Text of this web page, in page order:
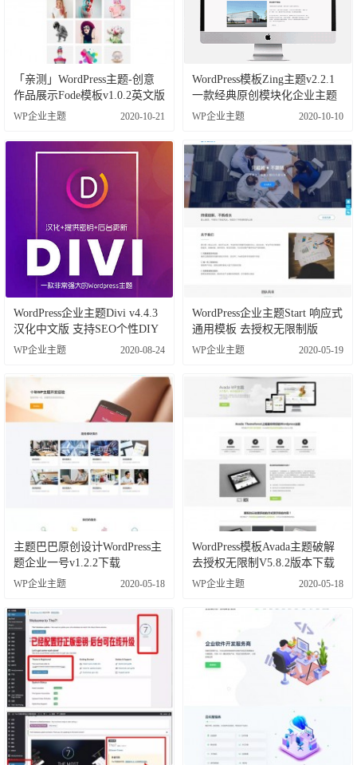
「亲测」WordPress主题-创意
作品展示Fode模板v1.0.2英文版
WP企业主题 2020-10-21
WordPress模板Zing主题v2.2.1
一款经典原创模块化企业主题
WP企业主题 2020-10-10
WordPress企业主题Divi v4.4.3
汉化中文版 支持SEO个性DIY
WP企业主题 2020-08-24
WordPress企业主题Start 响应式
通用模板 去授权无限制版
WP企业主题 2020-05-19
主题巴巴原创设计WordPress主
题企业一号v1.2.2下载
WP企业主题 2020-05-18
WordPress模板Avada主题破解
去授权无限制V5.8.2版本下载
WP企业主题 2020-05-18